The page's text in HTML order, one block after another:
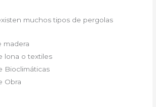
muchos tipos de pergolas
madera
lona o textiles
Bioclimáticas
Obra